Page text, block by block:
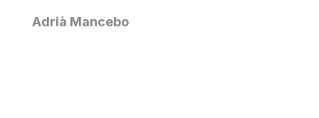
Adrià Mancebo